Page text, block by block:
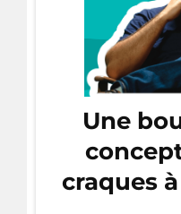
Une
craques